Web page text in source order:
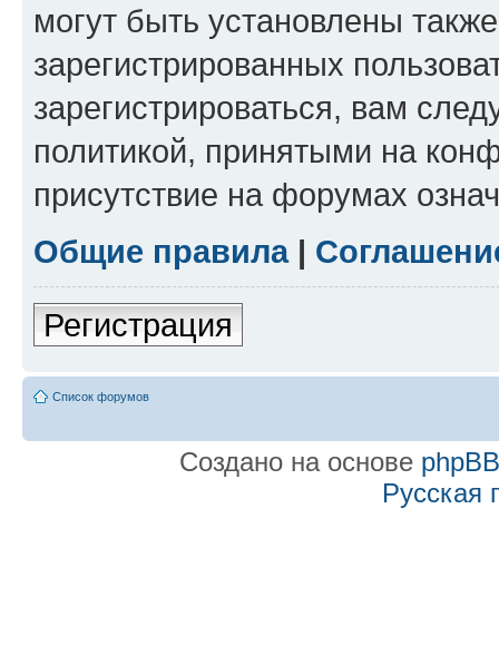
могут быть установлены
зарегистрированных
зарегистрироваться, вам
политикой, принятыми на
присутствие на форумах
Общие правила|
Регистрация
Список форумов
Создано на основе phpBB
Русская